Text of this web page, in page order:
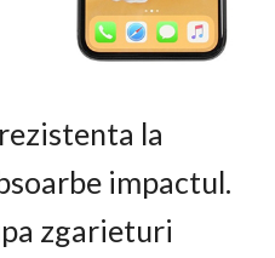
la
impactul.
zgarieturi